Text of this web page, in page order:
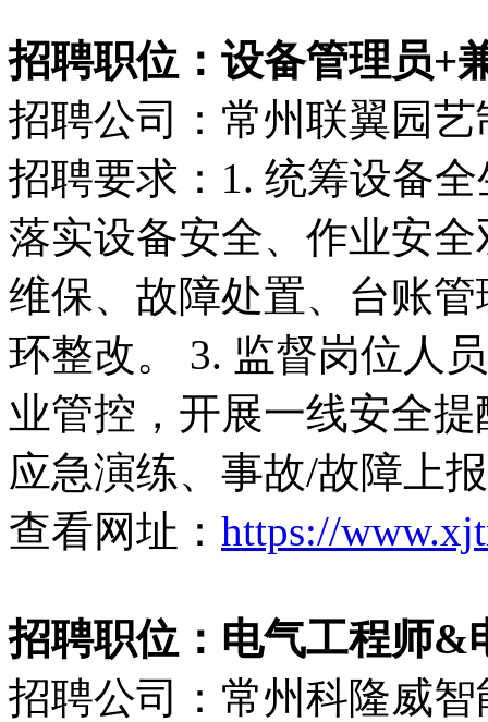
招聘职位：设备管理员+
招聘公司：常州联翼园
招聘要求：1. 统筹设备
落实设备安全、作业安
维保、故障处置、台账
环整改。 3. 监督岗位人
业管控，开展一线安全
应急演练、事故/故障上
查看网址： https://
招聘职位：电气工程师&
招聘公司：常州科隆威